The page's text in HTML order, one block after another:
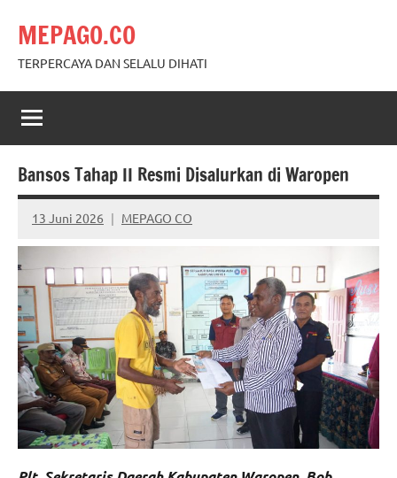
content
MEPAGO.CO
TERPERCAYA DAN SELALU DIHATI
Bansos Tahap II Resmi Disalurkan di Waropen
13 Juni 2026 MEPAGO CO
No
comments